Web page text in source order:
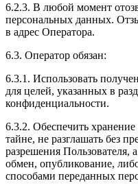
6.2.3. В любой момент
персональных данных.
в адрес Оператора.
6.3. Оператор обязан:
6.3.1. Использовать
для целей, указанных в
конфиденциальности.
6.3.2. Обеспечить
тайне, не разглашать без
разрешения Пользователя,
обмен, опубликование,
способами переданных